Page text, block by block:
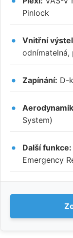
Pinlock
Vnitřní
odnímatelná,
Zapínání: D-
System)
Další funkce:
Emergency